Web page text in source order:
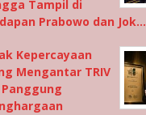
Tampil di
Prabowo dan Jok…
Kepercayaan
Mengantar TRIV